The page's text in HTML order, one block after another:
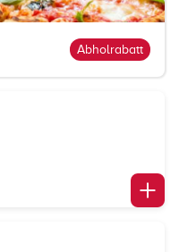
Abholrabatt